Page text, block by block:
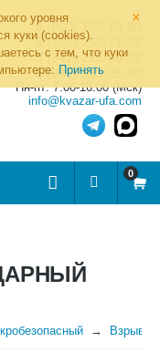
×
уровня
куки (cookies).
с тем, что куки
Принять
8 (800) 700-19-50
8 (495) 255-77-08
8 (347) 225-00-52
8 (986) 963-95-80
Пн-пт: 7.00-16.00 (Мск)
info@kvazar-ufa.com
0